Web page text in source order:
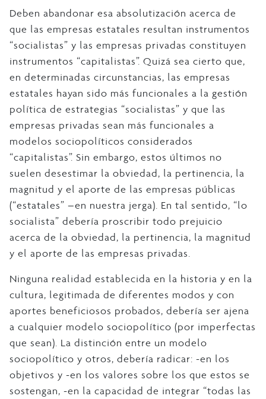
Deben abandonar esa absolutización acerca de
que las empresas estatales resultan instrumentos
“socialistas” y las empresas privadas constituyen
instrumentos “capitalistas”. Quizá sea cierto que,
en determinadas circunstancias, las empresas
estatales hayan sido más funcionales a la gestión
política de estrategias “socialistas” y que las
empresas privadas sean más funcionales a
modelos sociopolíticos considerados
“capitalistas”. Sin embargo, estos últimos no
suelen desestimar la obviedad, la pertinencia, la
magnitud y el aporte de las empresas públicas
(“estatales” –en nuestra jerga). En tal sentido, “lo
socialista” debería proscribir todo prejuicio
acerca de la obviedad, la pertinencia, la magnitud
y el aporte de las empresas privadas.
Ninguna realidad establecida en la historia y en la
cultura, legitimada de diferentes modos y con
aportes beneficiosos probados, debería ser ajena
a cualquier modelo sociopolítico (por imperfectas
que sean). La distinción entre un modelo
sociopolítico y otros, debería radicar: -en los
objetivos y -en los valores sobre los que estos se
sostengan, -en la capacidad de integrar “todas las